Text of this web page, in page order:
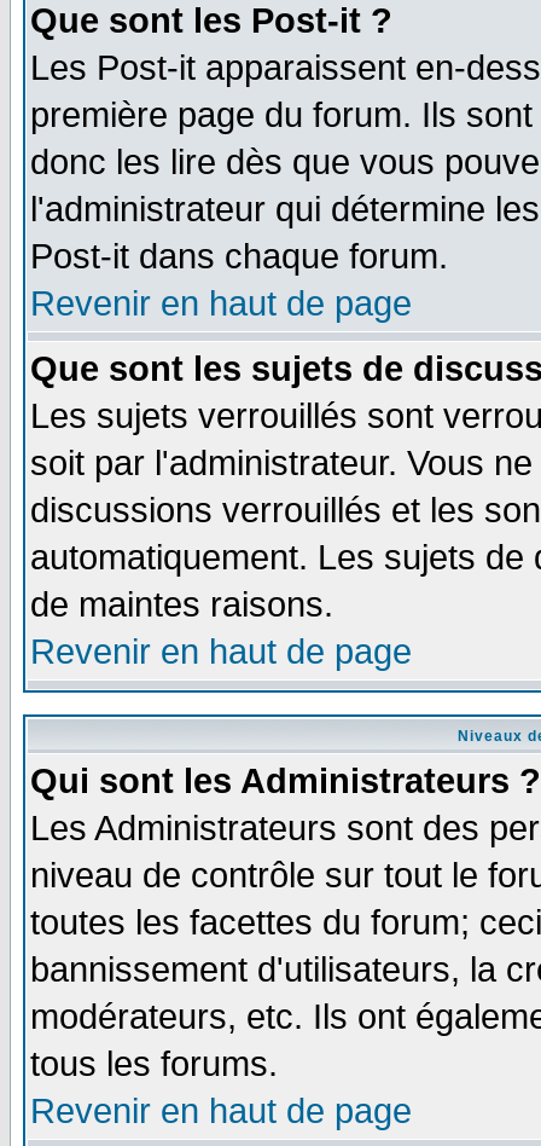
Que sont les Post-it ?
Les Post-it apparaissent en-
première page du forum. Ils
donc les lire dès que vous
l'administrateur qui détermine
Post-it dans chaque forum.
Revenir en haut de page
Que sont les sujets de
Les sujets verrouillés sont
soit par l'administrateur. Vous
discussions verrouillés et les
automatiquement. Les sujets
de maintes raisons.
Revenir en haut de page
Niveaux
Qui sont les Administrateurs ?
Les Administrateurs sont des
niveau de contrôle sur tout le
toutes les facettes du forum;
bannissement d'utilisateurs, la
modérateurs, etc. Ils ont
tous les forums.
Revenir en haut de page